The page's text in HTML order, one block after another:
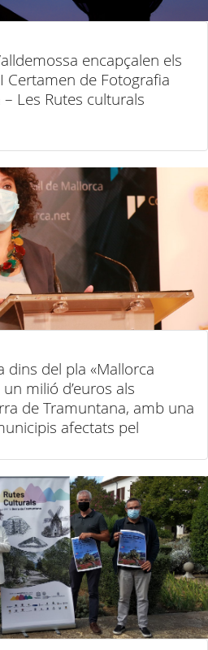
encapçalen els
Certamen de Fotografia
Les Rutes culturals
dins del pla «Mallorca
milió d’euros als
de Tramuntana, amb una
afectats pel